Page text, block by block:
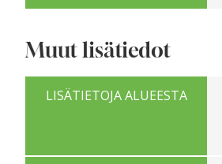
Muut lisätiedot
LISÄTIETOJA ALUEESTA